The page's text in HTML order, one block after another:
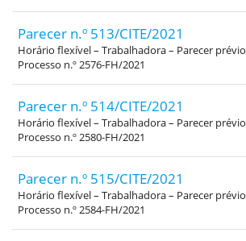
Parecer n.º 513/CITE/2021
Horário flexível – Trabalhadora – Parecer prévio
Processo n.º 2576-FH/2021
Parecer n.º 514/CITE/2021
Horário flexível – Trabalhadora – Parecer prévio
Processo n.º 2580-FH/2021
Parecer n.º 515/CITE/2021
Horário flexível – Trabalhadora – Parecer prévio
Processo n.º 2584-FH/2021